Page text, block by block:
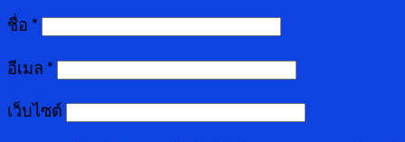
ชื่อ *
อีเมล *
เว็บไซต์